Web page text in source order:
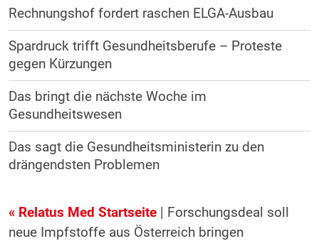
Rechnungshof fordert raschen ELGA-Ausbau
Spardruck trifft Gesundheitsberufe – Proteste
gegen Kürzungen
Das bringt die nächste Woche im
Gesundheitswesen
Das sagt die Gesundheitsministerin zu den
drängendsten Problemen
« Relatus Med Startseite| Forschungsdeal soll
neue Impfstoffe aus Österreich bringen